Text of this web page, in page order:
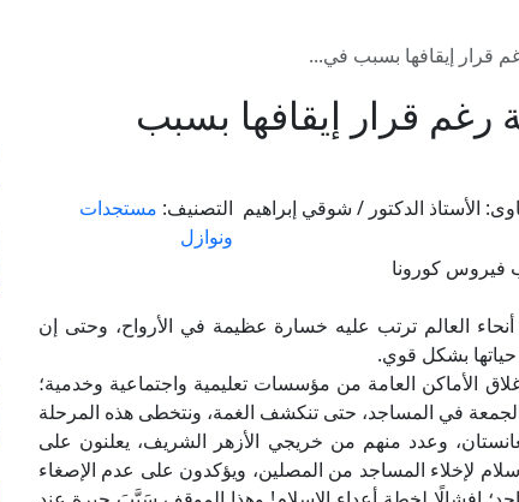
قرار إيقافها بسبب في...
رغم قرار إيقافها بسبب
الأستاذ الدكتور / شوقي إبراهيم التصنيف: مستجدات
ونوازل
العالم ترتب عليه خسارة عظيمة في الأرواح، وحتى إن
حياتها بشكل قوي.
الأماكن العامة من مؤسسات تعليمية واجتماعية وخدمية؛
في المساجد، حتى تنكشف الغمة، ونتخطى هذه المرحلة
وعدد منهم من خريجي الأزهر الشريف، يعلنون على
لإخلاء المساجد من المصلين، ويؤكدون على عدم الإصغاء